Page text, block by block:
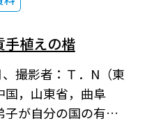
手植えの楷
撮影者：Ｔ．N（東
国，山東省，曲阜
が自分の国の有名